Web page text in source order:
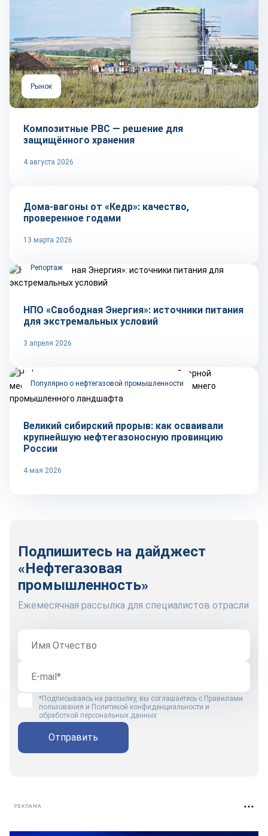
Рынок
Композитные РВС — решение для
защищённого хранения
4 августа 2026
Репортаж
Дома-вагоны от «Кедр»: качество,
проверенное годами
13 марта 2026
Репортаж
НПО «Свободная Энергия»: источники питания
для экстремальных условий
3 апреля 2026
Популярно о нефтегазовой промышленности
Великий сибирский прорыв: как осваивали
крупнейшую нефтегазоносную провинцию
России
4 мая 2026
Подпишитесь на дайджест
«Нефтегазовая
промышленность»
Ежемесячная рассылка для специалистов отрасли
*Подписываясь на рассылку, вы соглашаетесь с Правилами
пользования и Политикой конфиденциальности и
обработкой персональных данных
Отправить
РЕКЛАМА